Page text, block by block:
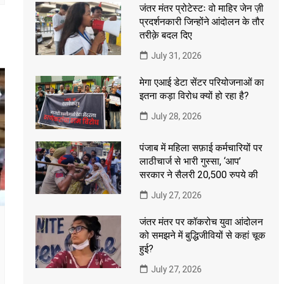
जंतर मंतर प्रोटेस्टः वो माहिर जेन ज़ी
प्रदर्शनकारी जिन्होंने आंदोलन के तौर
तरीक़े बदल दिए
July 31, 2026
मेगा एआई डेटा सेंटर परियोजनाओं का
इतना कड़ा विरोध क्यों हो रहा है?
July 28, 2026
पंजाब में महिला सफ़ाई कर्मचारियों पर
लाठीचार्ज से भारी गुस्सा, ‘आप’
सरकार ने सैलरी 20,500 रुपये की
July 27, 2026
जंतर मंतर पर कॉकरोच युवा आंदोलन
को समझने में बुद्धिजीवियों से कहां चूक
हुई?
July 27, 2026